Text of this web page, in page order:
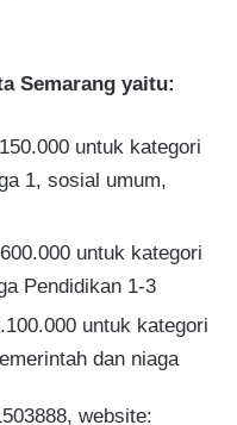
Semarang yaitu:
untuk kategori
1, sosial umum,
untuk kategori
Pendidikan 1-3
untuk kategori
dan niaga
website: